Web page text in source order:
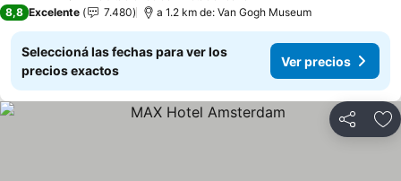
8,8 Excelente 7.480 a 1.2 km de: Van Gogh Museum
Seleccioná las fechas para ver los
precios exactos
Ver precios
Compartir